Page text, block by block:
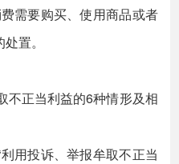
需要购买、使用商品或者
置。
正当利益的6种情形及相
用投诉、举报牟取不正当